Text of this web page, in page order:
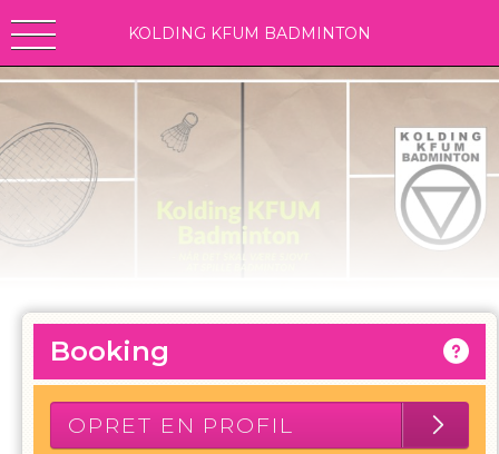
KOLDING KFUM BADMINTON
Booking
OPRET EN PROFIL